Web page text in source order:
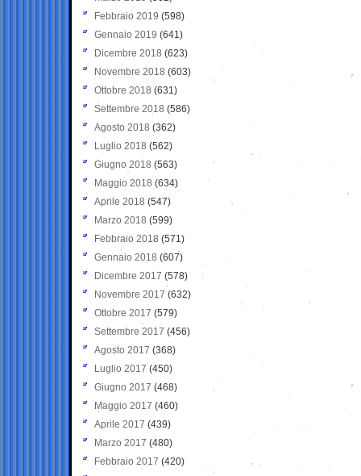
Febbraio 2019 (598)
Gennaio 2019 (641)
Dicembre 2018 (623)
Novembre 2018 (603)
Ottobre 2018 (631)
Settembre 2018 (586)
Agosto 2018 (362)
Luglio 2018 (562)
Giugno 2018 (563)
Maggio 2018 (634)
Aprile 2018 (547)
Marzo 2018 (599)
Febbraio 2018 (571)
Gennaio 2018 (607)
Dicembre 2017 (578)
Novembre 2017 (632)
Ottobre 2017 (579)
Settembre 2017 (456)
Agosto 2017 (368)
Luglio 2017 (450)
Giugno 2017 (468)
Maggio 2017 (460)
Aprile 2017 (439)
Marzo 2017 (480)
Febbraio 2017 (420)